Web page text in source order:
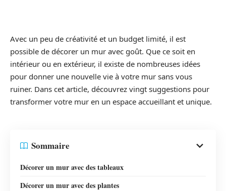
Avec un peu de créativité et un budget limité, il est
possible de décorer un mur avec goût. Que ce soit en
intérieur ou en extérieur, il existe de nombreuses idées
pour donner une nouvelle vie à votre mur sans vous
ruiner. Dans cet article, découvrez vingt suggestions pour
transformer votre mur en un espace accueillant et unique.
Sommaire
Décorer un mur avec des tableaux
Décorer un mur avec des plantes